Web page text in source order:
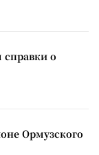
справки о
Ормузского